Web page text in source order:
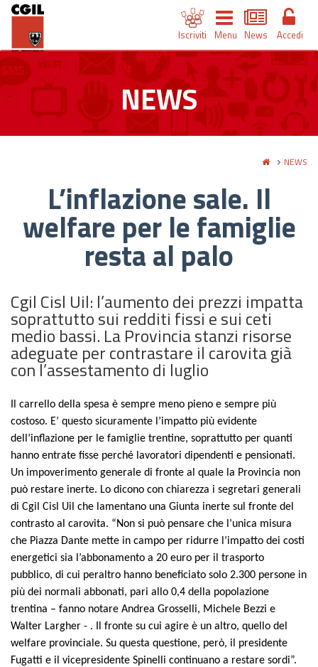
Iscriviti Menu News Accedi
NEWS
NEWS
L’inflazione sale. Il
welfare per le famiglie
resta al palo
Cgil Cisl Uil: l’aumento dei prezzi impatta
soprattutto sui redditi fissi e sui ceti
medio bassi. La Provincia stanzi risorse
adeguate per contrastare il carovita già
con l’assestamento di luglio
Il carrello della spesa è sempre meno pieno e sempre più
costoso. E’ questo sicuramente l’impatto più evidente
dell’inflazione per le famiglie trentine, soprattutto per quanti
hanno entrate fisse perché lavoratori dipendenti e pensionati.
Un impoverimento generale di fronte al quale la Provincia non
può restare inerte. Lo dicono con chiarezza i segretari generali
di Cgil Cisl Uil che lamentano una Giunta inerte sul fronte del
contrasto al carovita. “Non si può pensare che l’unica misura
che Piazza Dante mette in campo per ridurre l’impatto dei costi
energetici sia l’abbonamento a 20 euro per il trasporto
pubblico, di cui peraltro hanno beneficiato solo 2.300 persone in
più dei normali abbonati, pari allo 0,4 della popolazione
trentina – fanno notare Andrea Grosselli, Michele Bezzi e
Walter Largher - . Il fronte su cui agire è un altro, quello del
welfare provinciale. Su questa questione, però, il presidente
Fugatti e il vicepresidente Spinelli continuano a restare sordi”.